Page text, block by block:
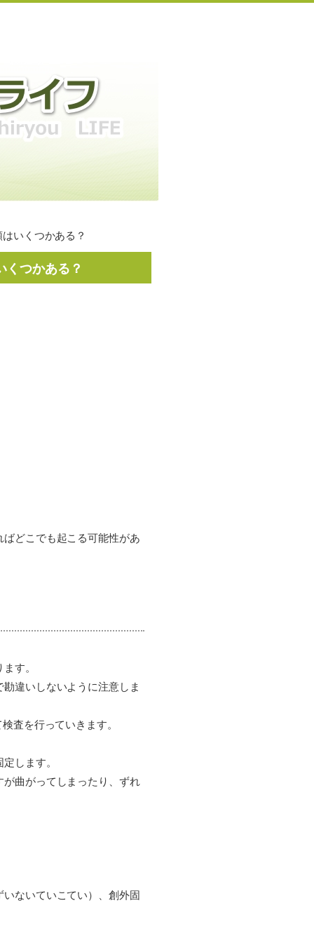
いくつかある？
くつかある？
どこでも起こる可能性があ
す。
違いしないように注意しま
査を行っていきます。
します。
曲がってしまったり、ずれ
ないていこてい）、創外固